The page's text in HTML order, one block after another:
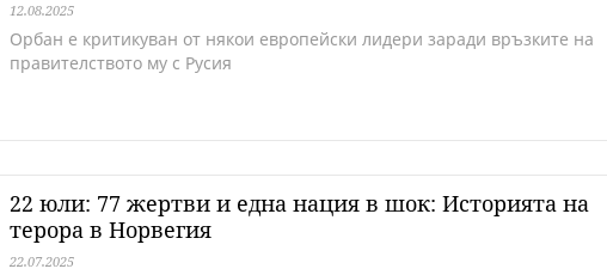
12.08.2025
Орбан е критикуван от някои европейски лидери заради връзките на
правителството му с Русия
22 юли: 77 жертви и една нация в шок: Историята на
терора в Норвегия
22.07.2025